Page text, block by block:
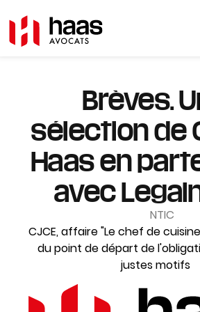
Brèves.
sélection de
Haas en
avec
NTIC
CJCE, affaire "Le chef de
du point de départ de
justes motifs